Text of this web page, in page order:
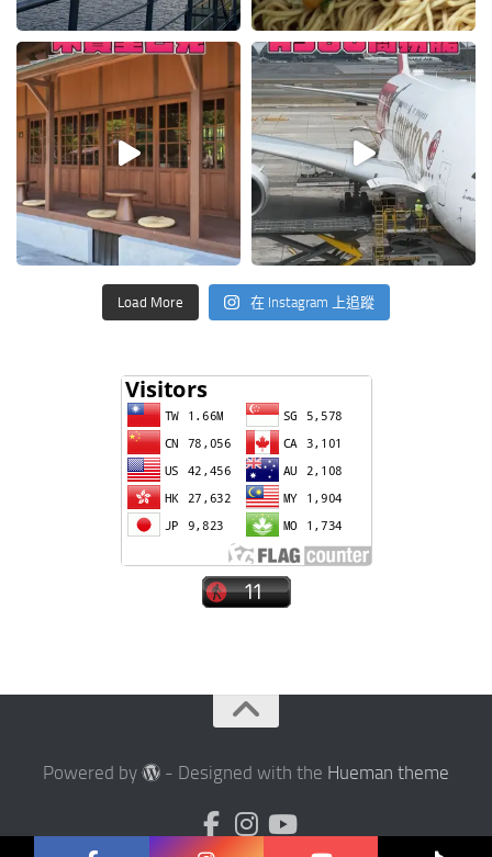
Load More 在 Instagram 上追蹤
Powered by - Designed with the Hueman theme